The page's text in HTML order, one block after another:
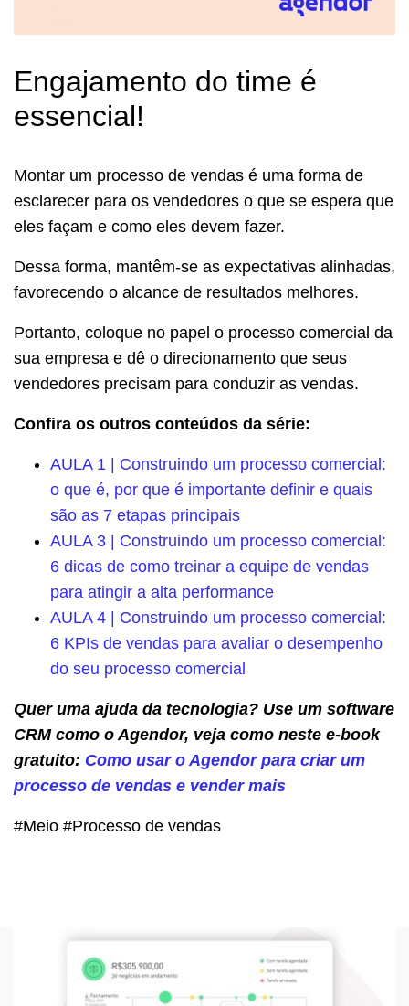
Engajamento do time é
essencial!
Montar um processo de vendas é uma forma de
esclarecer para os vendedores o que se espera que
eles façam e como eles devem fazer.
Dessa forma, mantêm-se as expectativas alinhadas,
favorecendo o alcance de resultados melhores.
Portanto, coloque no papel o processo comercial da
sua empresa e dê o direcionamento que seus
vendedores precisam para conduzir as vendas.
Confira os outros conteúdos da série:
AULA 1 | Construindo um processo comercial:
o que é, por que é importante definir e quais
são as 7 etapas principais
AULA 3 | Construindo um processo comercial:
6 dicas de como treinar a equipe de vendas
para atingir a alta performance
AULA 4 | Construindo um processo comercial:
6 KPIs de vendas para avaliar o desempenho
do seu processo comercial
Quer uma ajuda da tecnologia? Use um software
CRM como o Agendor, veja como neste e-book
gratuito: Como usar o Agendor para criar um
processo de vendas e vender mais
#Meio #Processo de vendas